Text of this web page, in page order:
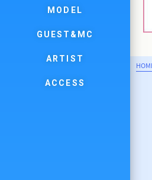
MODEL
GUEST&MC
ARTIST
ACCESS